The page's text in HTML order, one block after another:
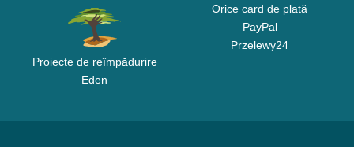
Proiecte de reîmpădurire
Eden
Orice card de plată
PayPal
Przelewy24